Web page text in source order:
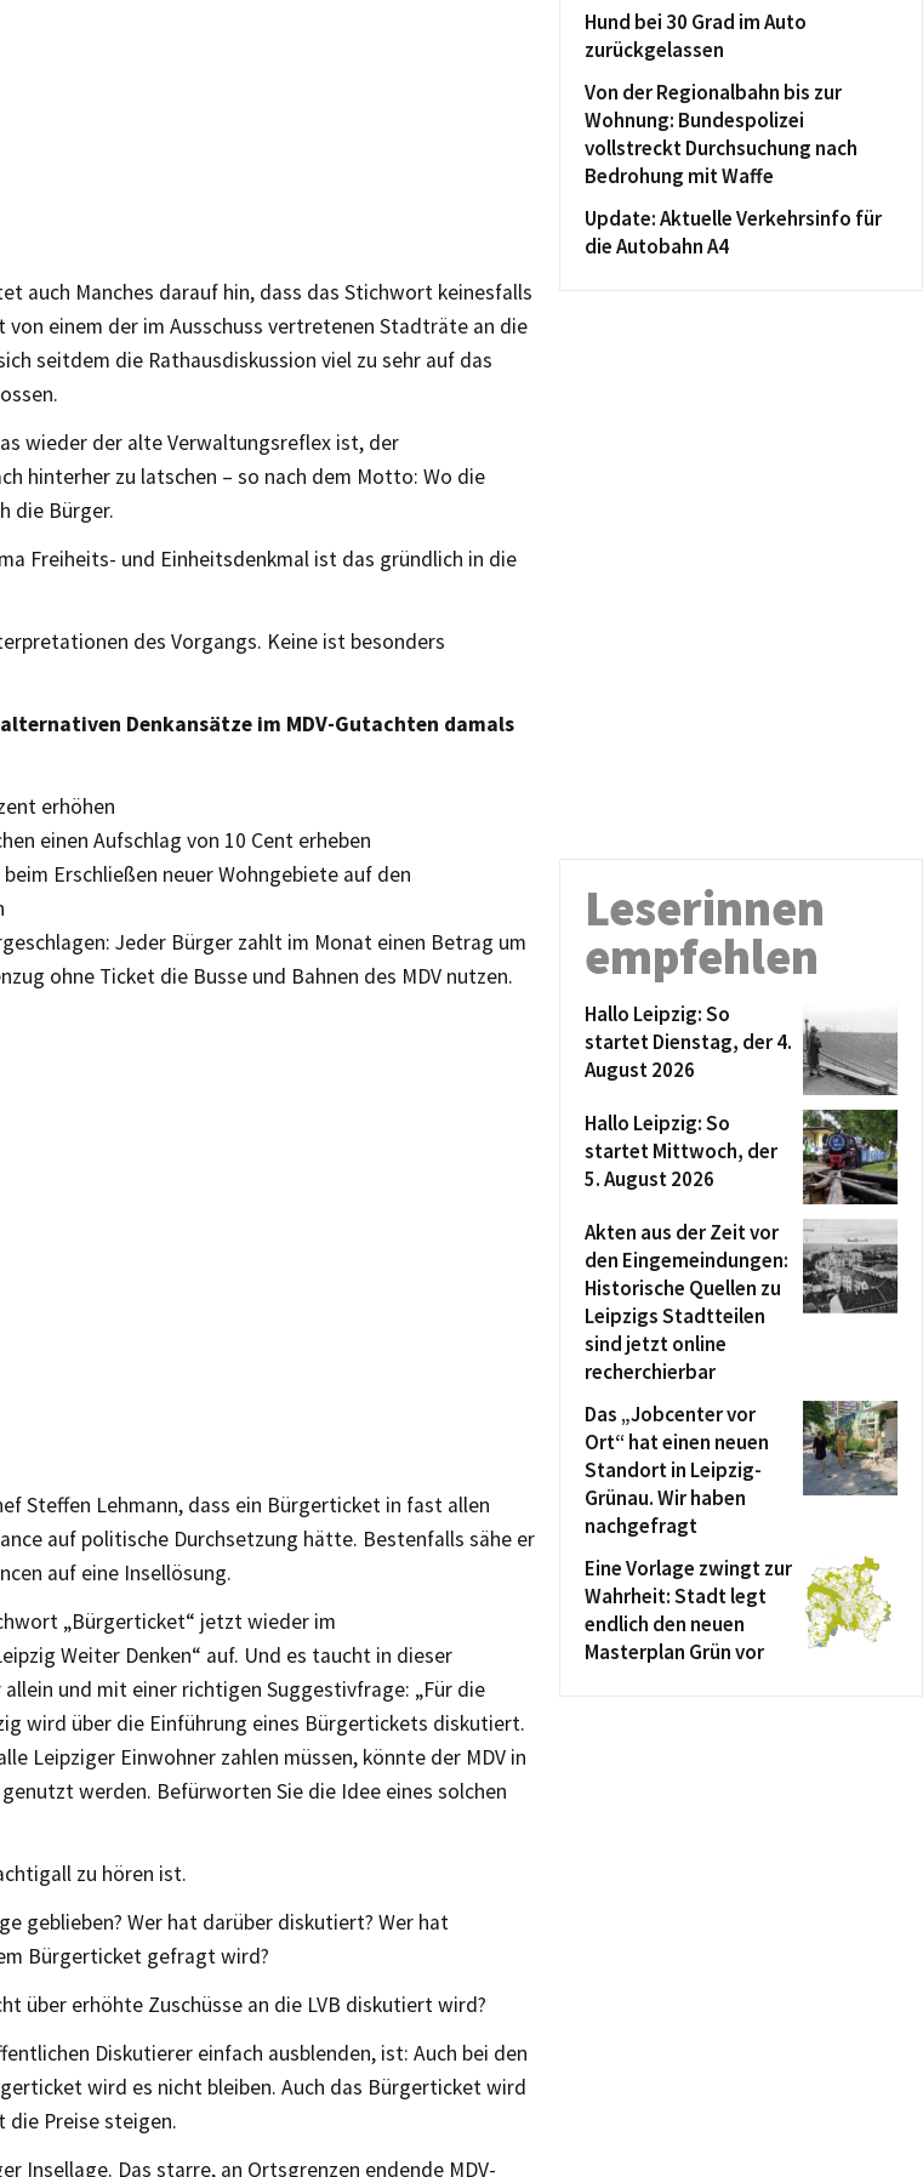
auch Manches darauf hin, dass das Stichwort keinesfalls
einem der im Ausschuss vertretenen Stadträte an die
seitdem die Rathausdiskussion viel zu sehr auf das
wieder der alte Verwaltungsreflex ist, der
hinterher zu latschen – so nach dem Motto: Wo die
die Bürger.
Freiheits- und Einheitsdenkmal ist das gründlich in die
des Vorgangs. Keine ist besonders
Denkansätze im MDV-Gutachten damals
erhöhen
einen Aufschlag von 10 Cent erheben
Erschließen neuer Wohngebiete auf den
Jeder Bürger zahlt im Monat einen Betrag um
ohne Ticket die Busse und Bahnen des MDV nutzen.
Steffen Lehmann, dass ein Bürgerticket in fast allen
auf politische Durchsetzung hätte. Bestenfalls sähe er
auf eine Insellösung.
„Bürgerticket“ jetzt wieder im
Weiter Denken“ auf. Und es taucht in dieser
und mit einer richtigen Suggestivfrage: „Für die
wird über die Einführung eines Bürgertickets diskutiert.
Leipziger Einwohner zahlen müssen, könnte der MDV in
werden. Befürworten Sie die Idee eines solchen
zu hören ist.
geblieben? Wer hat darüber diskutiert? Wer hat
Bürgerticket gefragt wird?
über erhöhte Zuschüsse an die LVB diskutiert wird?
Diskutierer einfach ausblenden, ist: Auch bei den
wird es nicht bleiben. Auch das Bürgerticket wird
die Preise steigen.
Insellage. Das starre, an Ortsgrenzen endende MDV-
Hund bei 30 Grad im Auto
zurückgelassen
Von der Regionalbahn bis zur
Wohnung: Bundespolizei
vollstreckt Durchsuchung nach
Bedrohung mit Waffe
Update: Aktuelle Verkehrsinfo für
die Autobahn A4
Leserinnen
empfehlen
Hallo Leipzig: So
startet Dienstag, der 4.
August 2026
Hallo Leipzig: So
startet Mittwoch, der
5. August 2026
Akten aus der Zeit vor
den Eingemeindungen:
Historische Quellen zu
Leipzigs Stadtteilen
sind jetzt online
recherchierbar
Das „Jobcenter vor
Ort“ hat einen neuen
Standort in Leipzig-
Grünau. Wir haben
nachgefragt
Eine Vorlage zwingt zur
Wahrheit: Stadt legt
endlich den neuen
Masterplan Grün vor